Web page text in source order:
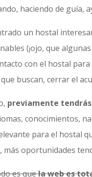
haciendo de guía,
un hostal
(¡ojo, que
con el hostal
buscan, cerrar el
previamente
conocimientos,
para el hostal
más oportunidades
es quela web es